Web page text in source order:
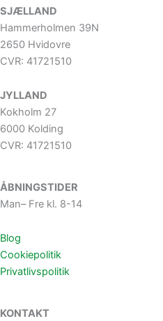
SJÆLLAND
Hammerholmen 39N
2650 Hvidovre
CVR: 41721510
JYLLAND
Kokholm 27
6000 Kolding
CVR: 41721510
ÅBNINGSTIDER
Man– Fre kl. 8-14
Blog
Cookiepolitik
Privatlivspolitik
KONTAKT